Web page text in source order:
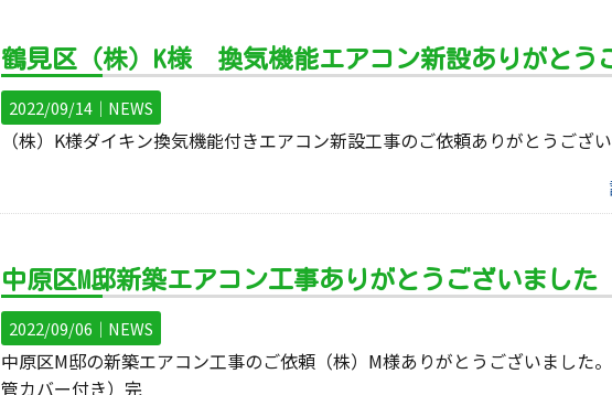
鶴見区（株）K様 換気機能エアコン新設ありがとう
2022/09/14｜ NEWS
（株）K様ダイキン換気機能付きエアコン新設工事のご依頼ありがとうござ
中原区M邸新築エアコン工事ありがとうございました
2022/09/06｜ NEWS
中原区M邸の新築エアコン工事のご依頼（株）M様ありがとうございました
管カバー付き）完